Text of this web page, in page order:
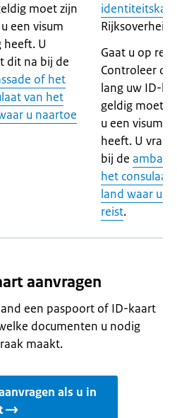
moet zijn
een visum
heeft. U
dit na bij de
of het
van het
u naartoe
Gaat u op
Controleer
lang uw ID-
geldig moet
u een visum
heeft. U
bij de
het consulaat
land waar u
reist.
aanvragen
een paspoort of ID-kaart
documenten u nodig
maakt.
als u in